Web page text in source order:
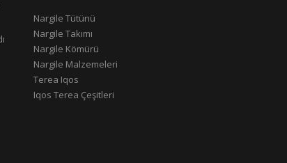
Nargile Tütünü
Nargile Takımı
Nargile Kömürü
Nargile Malzemeleri
Terea Iqos
Iqos Terea Çeşitleri